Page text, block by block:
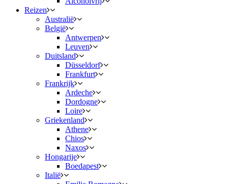
Reizen
Australië
België
Antwerpen
Leuven
Duitsland
Düsseldorf
Frankfurt
Frankrijk
Ardeche
Dordogne
Loire
Griekenland
Athene
Chios
Naxos
Hongarije
Boedapest
Italië